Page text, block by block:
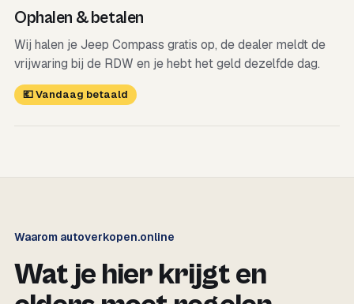
Ophalen & betalen
Wij halen je Jeep Compass gratis op, de dealer meldt de
vrijwaring bij de RDW en je hebt het geld dezelfde dag.
💶 Vandaag betaald
Waarom autoverkopen.online
Wat je hier krijgt en